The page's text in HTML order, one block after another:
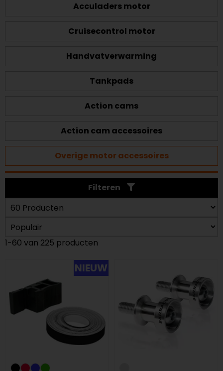
Acculaders motor
Cruisecontrol motor
Handvatverwarming
Tankpads
Action cams
Action cam accessoires
Overige motor accessoires
Filteren
1-60 van 225 producten
NIEUW